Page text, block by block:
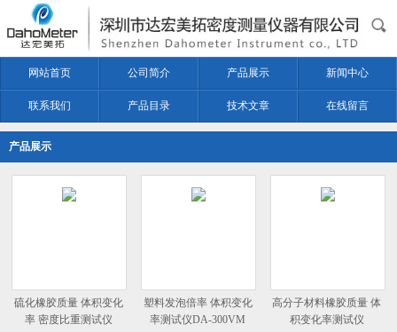
网站首页 公司简介 产品展示 新闻中心
联系我们 产品目录 技术文章 在线留言
产品展示
硫化橡胶质量 体积变化
率 密度比重测试仪
塑料发泡倍率 体积变化
率测试仪DA-300VM
高分子材料橡胶质量 体
积变化率测试仪